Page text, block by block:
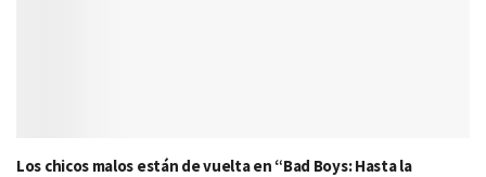
Los chicos malos están de vuelta en “Bad Boys: Hasta la